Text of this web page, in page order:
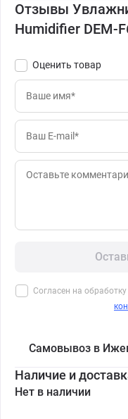
Отзывы
Humidifier DEM-
Оценить товар
Согласен на
Самовывоз в
Наличие и
Нет в наличии